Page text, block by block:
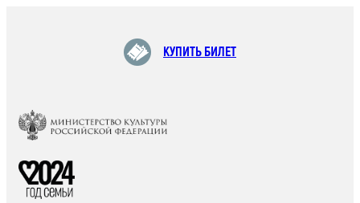
КУПИТЬ БИЛЕТ